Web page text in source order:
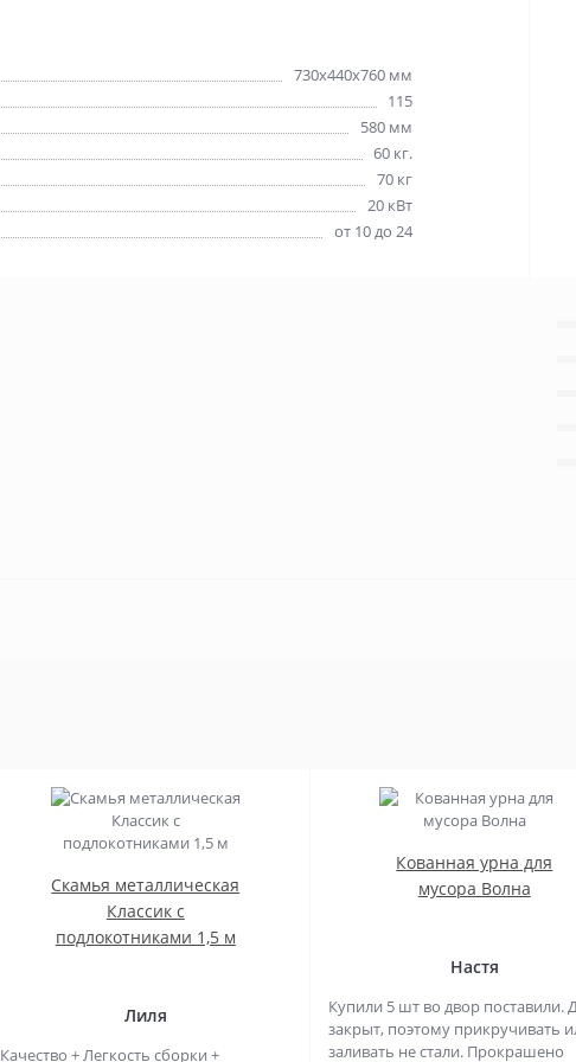
730х440х760 мм
115
580 мм
60 кг.
70 кг
20 кВт
от 10 до 24
Скамья металлическая
Классик с
подлокотниками 1,5 м
Лиля
Качество + Легкость сборки +
Кованная урна для
мусора Волна
Настя
Купили 5 шт во двор поставили.
закрыт, поэтому прикручивать
заливать не стали. Прокрашено